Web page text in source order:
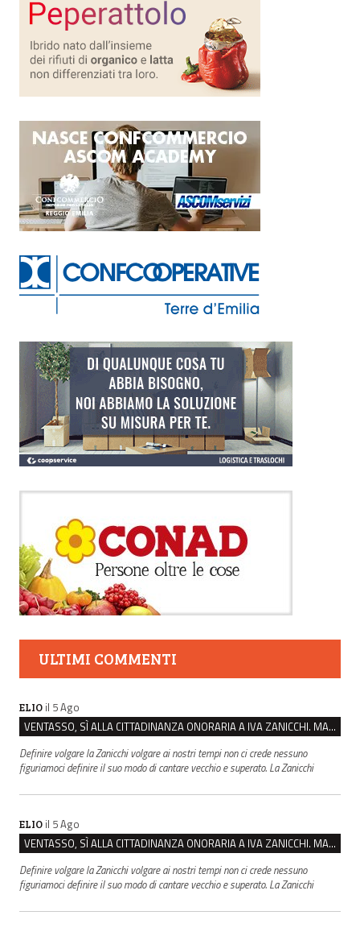
ULTIMI COMMENTI
ELIO il 5 Ago
VENTASSO, SÌ ALLA CITTADINANZA ONORARIA A IVA ZANICCHI. MA BARGIACCHI: “È DI PESSIMO GUSTO”
Definire volgare la Zanicchi volgare ai nostri tempi non ci crede nessuno
figuriamoci definire il suo modo di cantare vecchio e superato. La Zanicchi
ELIO il 5 Ago
VENTASSO, SÌ ALLA CITTADINANZA ONORARIA A IVA ZANICCHI. MA BARGIACCHI: “È DI PESSIMO GUSTO”
Definire volgare la Zanicchi volgare ai nostri tempi non ci crede nessuno
figuriamoci definire il suo modo di cantare vecchio e superato. La Zanicchi